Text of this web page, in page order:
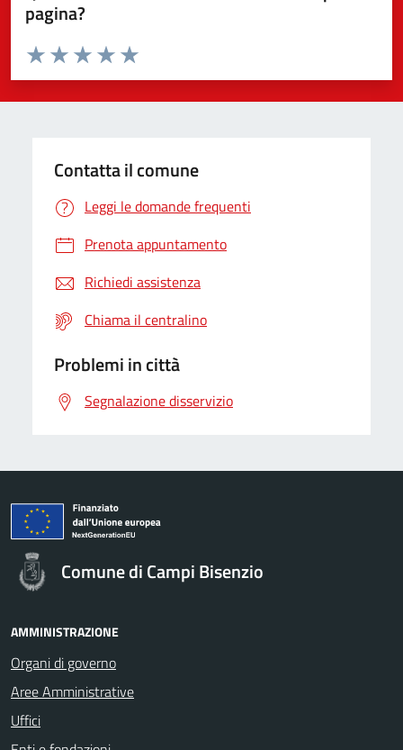
pagina?
Valuta da 1 a 5 stelle la pagina
Valuta 5 stelle su 5
Valuta 4 stelle su 5
Valuta 3 stelle su 5
Valuta 2 stelle su 5
Valuta 1 stelle su 5
Contatta il comune
Leggi le domande frequenti
Prenota appuntamento
Richiedi assistenza
Chiama il centralino
Problemi in città
Segnalazione disservizio
Comune di Campi Bisenzio
AMMINISTRAZIONE
Organi di governo
Aree Amministrative
Uffici